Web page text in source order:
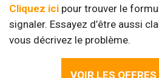
Cliquez ici pour trouver le
signaler. Essayez d’être aussi
vous décrivez le problème.
VOIR LES OFFRES